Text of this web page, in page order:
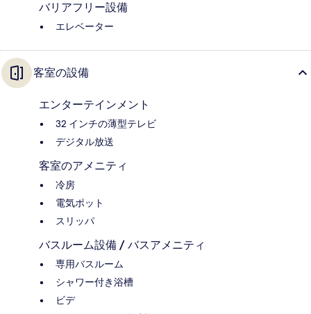
バリアフリー設備
エレベーター
客室の設備
エンターテインメント
32 インチの薄型テレビ
デジタル放送
客室のアメニティ
冷房
電気ポット
スリッパ
バスルーム設備 / バスアメニティ
専用バスルーム
シャワー付き浴槽
ビデ